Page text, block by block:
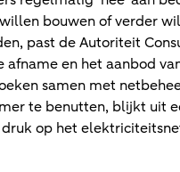
bouwen of verder
past de Autoriteit
en het aanbod
samen met
te benutten, blijkt uit
op het